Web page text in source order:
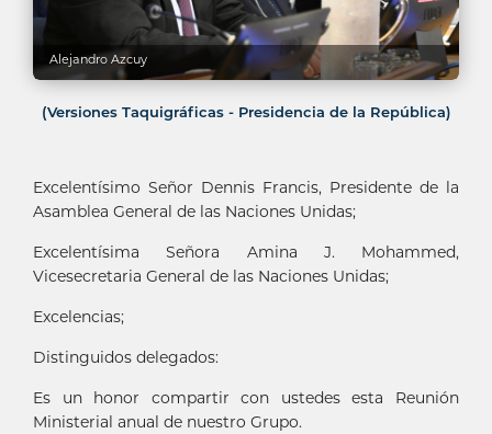
Alejandro Azcuy
(Versiones Taquigráficas - Presidencia de la República)
Excelentísimo Señor Dennis Francis, Presidente de la
Asamblea General de las Naciones Unidas;
Excelentísima Señora Amina J. Mohammed,
Vicesecretaria General de las Naciones Unidas;
Excelencias;
Distinguidos delegados:
Es un honor compartir con ustedes esta Reunión
Ministerial anual de nuestro Grupo.